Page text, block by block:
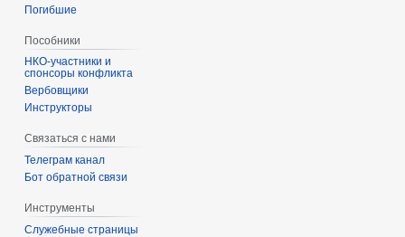
Погибшие
Пособники
спонсоры конфликта
‏‎Вербовщики
Инструкторы
Связаться с нами
Телеграм канал
Бот обратной связи
Инструменты
Служебные страницы